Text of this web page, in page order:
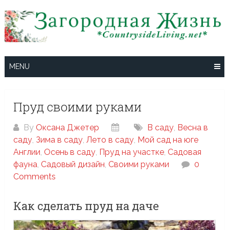
to
content
MENU
Пруд своими руками
By Оксана Джетер В саду, Весна в
саду, Зима в саду,Лето в саду, Мой сад на юге
Англии, Осень в саду, Пруд на участке, Садовая
фауна, Садовый дизайн, Своими руками
0
Comments
Как сделать пруд на даче